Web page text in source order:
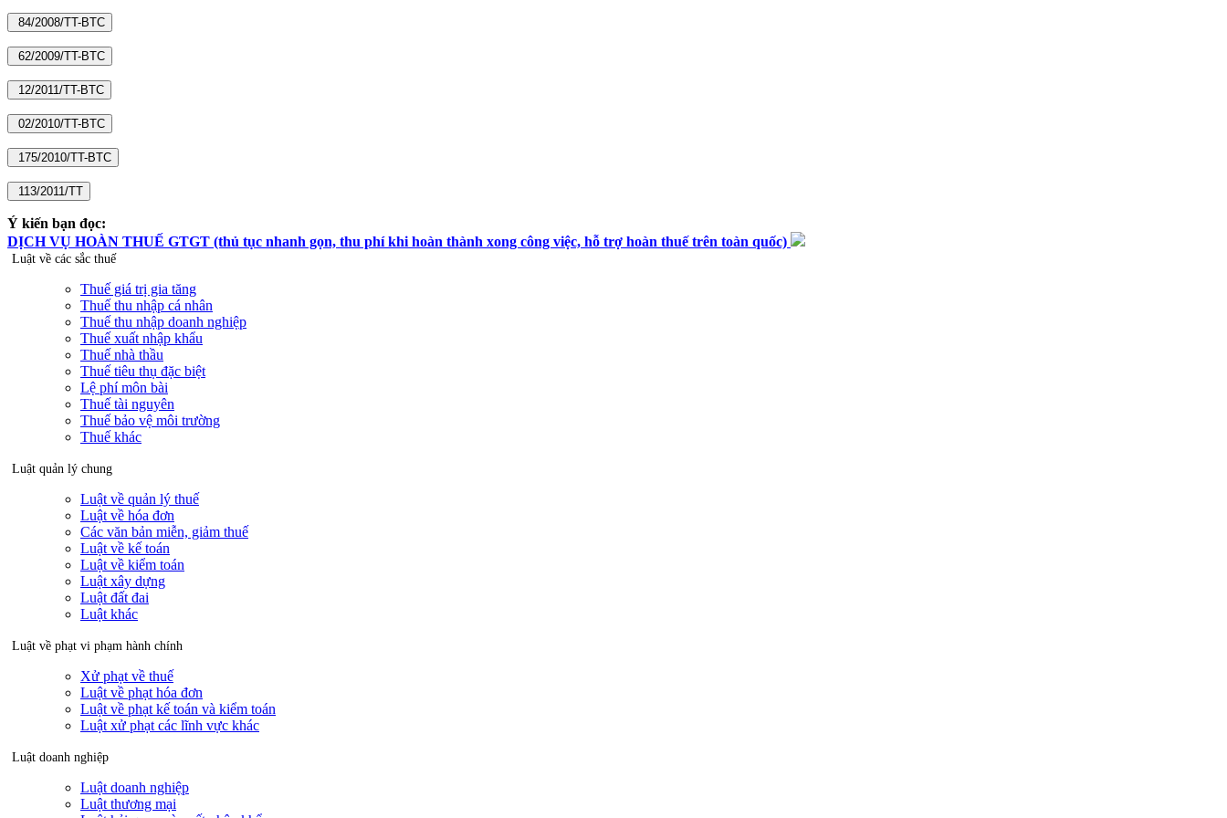
Ý kiến bạn đọc:
DỊCH VỤ HOÀN THUẾ GTGT (thủ tục nhanh gọn, thu phí khi hoàn thành xong công việc, hỗ trợ hoàn thuế trên toàn quốc)
Luật về các sắc thuế
Thuế giá trị gia tăng
Thuế thu nhập cá nhân
Thuế thu nhập doanh nghiệp
Thuế xuất nhập khẩu
Thuế nhà thầu
Thuế tiêu thụ đặc biệt
Lệ phí môn bài
Thuế tài nguyên
Thuế bảo vệ môi trường
Thuế khác
Luật quản lý chung
Luật về quản lý thuế
Luật về hóa đơn
Các văn bản miễn, giảm thuế
Luật về kế toán
Luật về kiểm toán
Luật xây dựng
Luật đất đai
Luật khác
Luật về phạt vi phạm hành chính
Xử phạt về thuế
Luật về phạt hóa đơn
Luật về phạt kế toán và kiểm toán
Luật xử phạt các lĩnh vực khác
Luật doanh nghiệp
Luật doanh nghiệp
Luật thương mại